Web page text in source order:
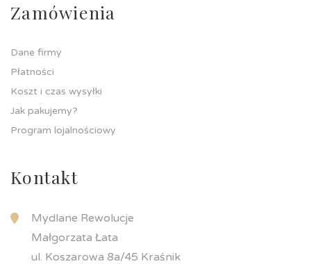
Zamówienia
Dane firmy
Płatności
Koszt i czas wysyłki
Jak pakujemy?
Program lojalnościowy
Kontakt
Mydlane Rewolucje
Małgorzata Łata
ul. Koszarowa 8a/45 Kraśnik